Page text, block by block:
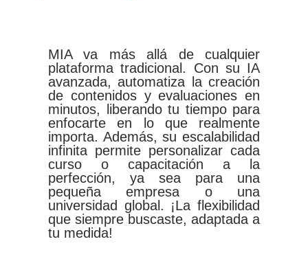
MIA va más allá de cualquier
plataforma tradicional. Con su IA
avanzada, automatiza la creación
de contenidos y evaluaciones en
minutos, liberando tu tiempo para
enfocarte en lo que realmente
importa. Además, su escalabilidad
infinita permite personalizar cada
curso o capacitación a la
perfección, ya sea para una
pequeña empresa o una
universidad global. ¡La flexibilidad
que siempre buscaste, adaptada a
tu medida!